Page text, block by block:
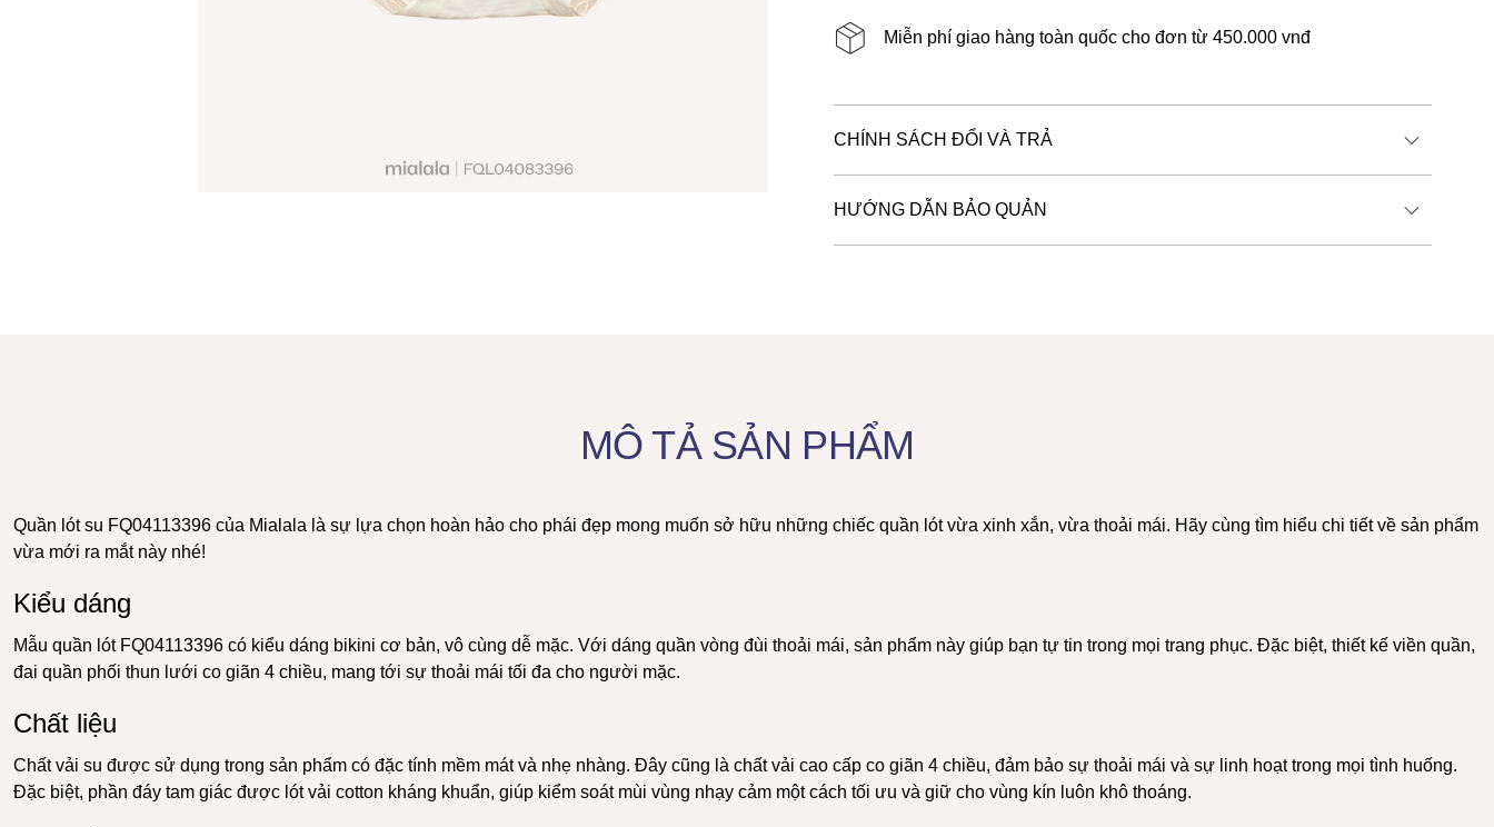
Miễn phí giao hàng toàn quốc cho đơn từ 450.000 vnđ
CHÍNH SÁCH ĐỔI VÀ TRẢ
HƯỚNG DẪN BẢO QUẢN
MÔ TẢ SẢN PHẨM
Quần lót su FQ04113396 của Mialala là sự lựa chọn hoàn hảo cho phái đẹp mong muốn sở hữu những chiếc quần lótvừa xinh xắn, vừa thoải mái. Hãy cùng tìm hiểu chi tiết về sản phẩm
vừa mới ra mắt này nhé!
Kiểu dáng
Mẫu quần lót FQ04113396 có kiểu dáng bikini cơ bản, vô cùng dễ mặc. Với dáng quần vòng đùi thoải mái, sản phẩm này giúp bạn tự tin trong mọi trang phục. Đặc biệt, thiết kế viền quần,
đai quần phối thun lưới co giãn 4 chiều, mang tới sự thoải mái tối đa cho người mặc.
Chất liệu
Chất vải su được sử dụng trong sản phẩm có đặc tính mềm mát và nhẹ nhàng. Đây cũng là chất vải cao cấp co giãn 4 chiều, đảm bảo sự thoải mái và sự linh hoạt trong mọi tình huống.
Đặc biệt, phần đáy tam giác được lót vải cotton kháng khuẩn, giúp kiểm soát mùi vùng nhạy cảm một cách tối ưu và giữ cho vùng kín luôn khô thoáng.